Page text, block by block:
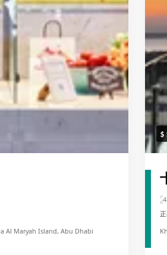
Al Maryah Island, Abu Dhabi